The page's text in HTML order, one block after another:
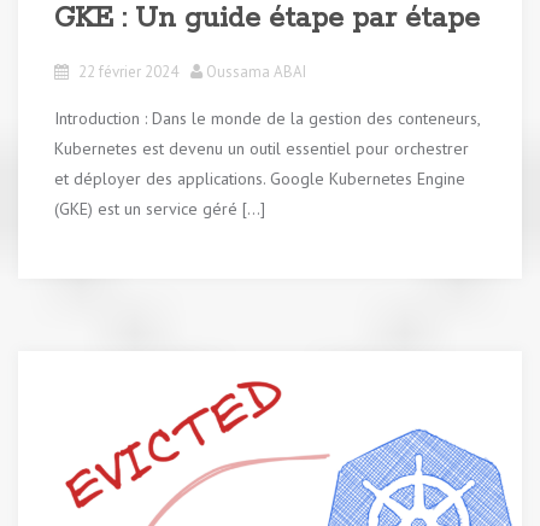
GKE : Un guide étape par étape
22 février 2024 Oussama ABAI
Introduction : Dans le monde de la gestion des conteneurs,
Kubernetes est devenu un outil essentiel pour orchestrer
et déployer des applications. Google Kubernetes Engine
(GKE) est un service géré […]